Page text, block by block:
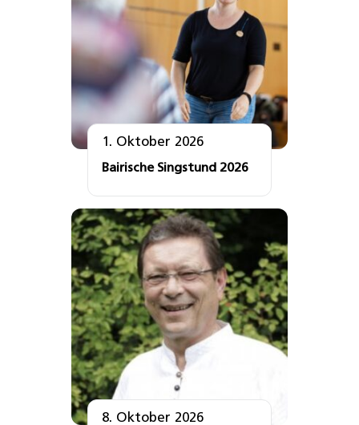
1. Oktober 2026
Bairische Singstund 2026
8. Oktober 2026